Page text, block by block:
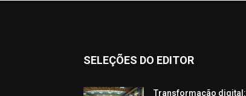
SELEÇÕES DO EDITOR
Transformação digital: